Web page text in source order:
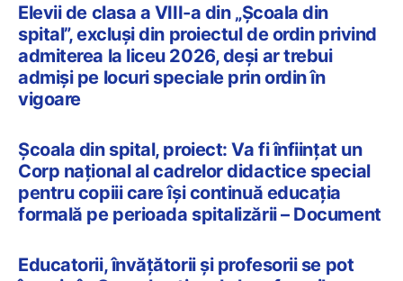
Elevii de clasa a VIII-a din „Școala din
spital”, excluși din proiectul de ordin privind
admiterea la liceu 2026, deși ar trebui
admiși pe locuri speciale prin ordin în
vigoare
Școala din spital, proiect: Va fi înființat un
Corp național al cadrelor didactice special
pentru copiii care își continuă educația
formală pe perioada spitalizării – Document
Educatorii, învățătorii și profesorii se pot